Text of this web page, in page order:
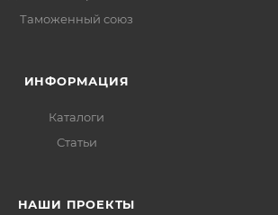
Таможенный союз
ИНФОРМАЦИЯ
Каталоги
Статьи
НАШИ ПРОЕКТЫ